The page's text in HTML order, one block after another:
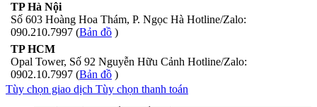
TP Hà Nội
Số 603 Hoàng Hoa Thám, P. Ngọc Hà Hotline/Zalo:
090.210.7997 (Bản đồ )
TP HCM
Opal Tower, Số 92 Nguyễn Hữu Cảnh Hotline/Zalo:
0902.10.7997 (Bản đồ )
Tùy chọn giao dịch Tùy chọn thanh toán